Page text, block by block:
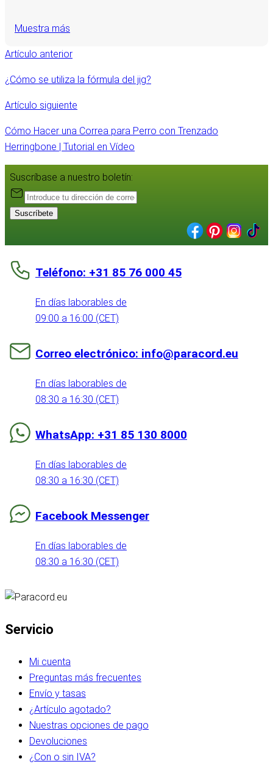
Muestra más
Artículo anterior
¿Cómo se utiliza la fórmula del jig?
Artículo siguiente
Cómo Hacer una Correa para Perro con Trenzado
Herringbone | Tutorial en Vídeo
Suscríbase a nuestro boletín:
Suscríbete
Teléfono: +31 85 76 000 45
En días laborables de
09:00 a 16:00 (CET)
Correo electrónico: info@paracord.eu
En días laborables de
08:30 a 16:30 (CET)
WhatsApp: +31 85 130 8000
En días laborables de
08:30 a 16:30 (CET)
Facebook Messenger
En días laborables de
08:30 a 16:30 (CET)
Servicio
Mi cuenta
Preguntas más frecuentes
Envío y tasas
¿Artículo agotado?
Nuestras opciones de pago
Devoluciones
¿Con o sin IVA?